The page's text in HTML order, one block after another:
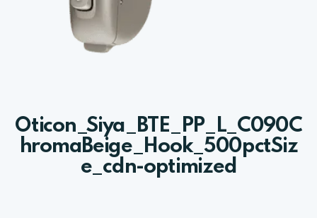
Oticon_Siya_BTE_PP_L_C090C
hromaBeige_Hook_500pctSiz
e_cdn-optimized